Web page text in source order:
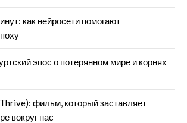
как нейросети помогают
эпос о потерянном мире и корнях
фильм, который заставляет
вокруг нас